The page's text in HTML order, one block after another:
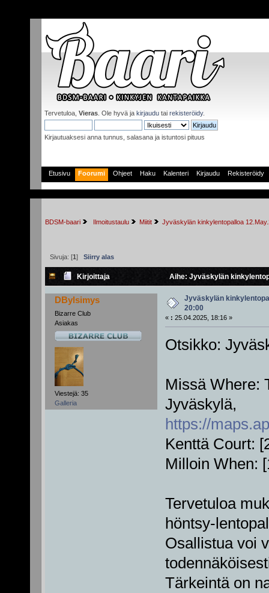
Tervetuloa, Vieras . Ole hyvä ja kirjaudu tai rekisteröidy.
Kirjautuaksesi anna tunnus, salasana ja istuntosi pituus
Etusivu Foorumi Ohjeet Haku Kalenteri Kirjaudu Rekisteröidy
BDSM-baari Ilmoitustaulu Miitit Jyväskylän kinkylentopalloa
Sivuja: [1] Siirry alas
Kirjoittaja Aihe: Jyväskylän
DBylsimys
Bizarre Club
Asiakas
Viestejä: 35
Galleria
Jyväskylän
20:00
« : 25.04.2025, 18:16 »
Otsikko:
Missä Where:
Jyväskylä,
https://
Kenttä Court:
Milloin When:
Tervetuloa
höntsy-
Osallistua voi
Tärkeintä on